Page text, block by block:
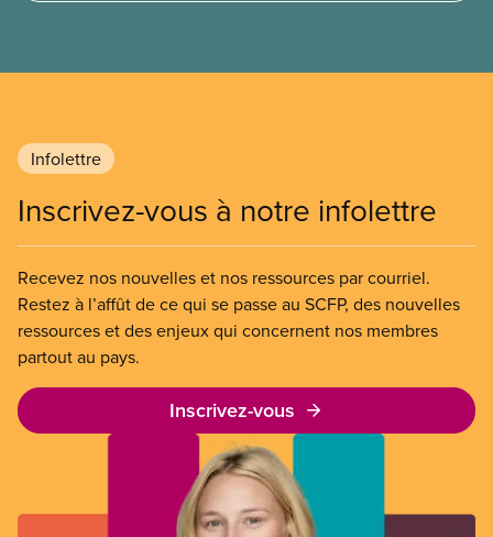
Infolettre
Inscrivez-vous à notre infolettre
Recevez nos nouvelles et nos ressources par courriel.
Restez à l’affût de ce qui se passe au SCFP, des nouvelles
ressources et des enjeux qui concernent nos membres
partout au pays.
Inscrivez-vous